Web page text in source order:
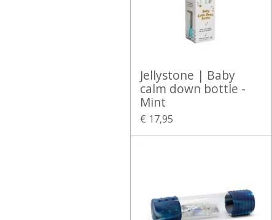
Jellystone | Baby
calm down bottle -
Mint
€ 17,95